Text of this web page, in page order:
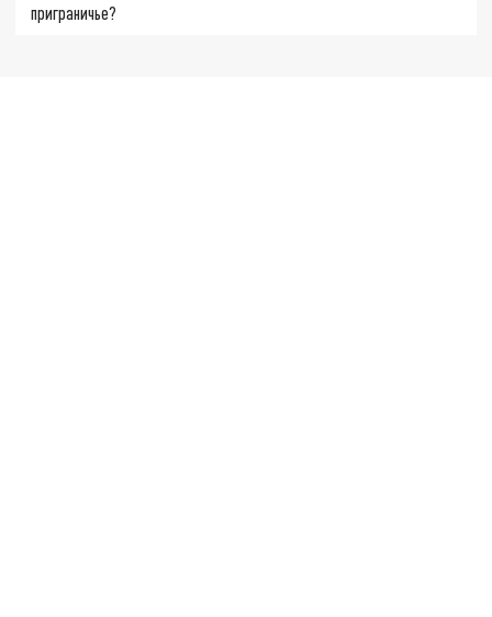
приграничье?